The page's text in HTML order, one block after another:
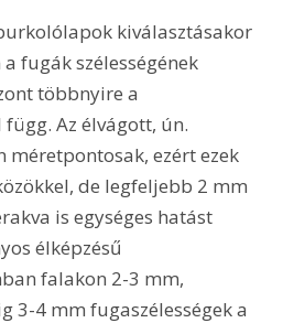
kiválasztásakor
fugák szélességének
többnyire a
Az élvágott, ún.
ezért ezek
de legfeljebb 2 mm
is egységes hatást
élképzésű
falakon 2-3 mm,
3-4 mm fugaszélességek a